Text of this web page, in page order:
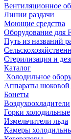
Вентиляционное
Линии раздачи
Моющие средства
Оборудование для
Путь из названий
Стерилизация и
Каталог
Холодильное
Аппараты шоковой
Бонеты
Воздухоохладители
Горки холодильные
Измельчители льда
Камеры